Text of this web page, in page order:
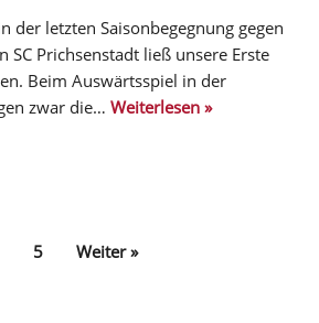
der letzten Saisonbegegnung gegen
SC Prichsenstadt ließ unsere Erste
Beim Auswärtsspiel in der
zwar die… Weiterlesen »
5 Weiter »